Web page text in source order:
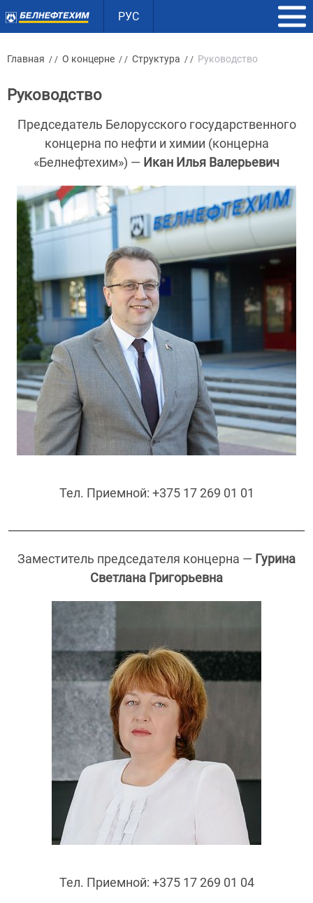
РУС
Главная / / О концерне / / Структура / / Руководство
Руководство
Председатель Белорусского государственного
концерна по нефти и химии (концерна
«Белнефтехим») — Икан Илья Валерьевич
Тел. Приемной: +375 17 269 01 01
Заместитель председателя концерна — Гурина
Светлана Григорьевна
Тел. Приемной: +375 17 269 01 04